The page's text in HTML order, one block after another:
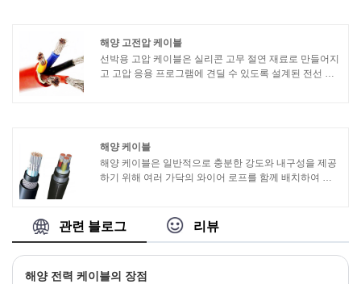
해양 고전압 케이블
선박용 고압 케이블은 실리콘 고무 절연 재료로 만들어지
고 고압 응용 프로그램에 견딜 수 있도록 설계된 전선 유
같이 와이어가 고온에 노출될 수 있는 응용 분야에 적합
합니다.
해양 케이블
해양 케이블은 일반적으로 충분한 강도와 내구성을 제공
하기 위해 여러 가닥의 와이어 로프를 함께 배치하여 구
을 보장하기 위해 특수 기계 가공 및 편조 처리됩니다.
관련 블로그 리뷰
해양 전력 케이블의 장점